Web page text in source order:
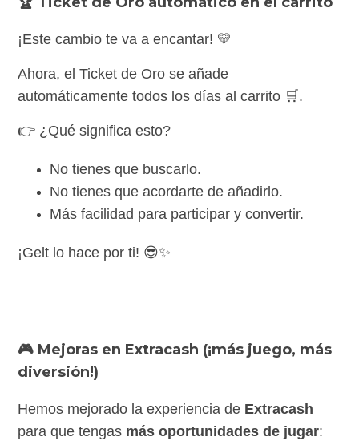
¡Este cambio te va a encantar! 💛
Ahora, el Ticket de Oro se añade
automáticamente todos los días al carrito 🛒.
👉 ¿Qué significa esto?
No tienes que buscarlo.
No tienes que acordarte de añadirlo.
Más facilidad para participar y convertir.
¡Gelt lo hace por ti! 😎✨
🎮 Mejoras en Extracash (¡más juego, más
diversión!)
Hemos mejorado la experiencia de Extracash
para que tengas más oportunidades de jugar: